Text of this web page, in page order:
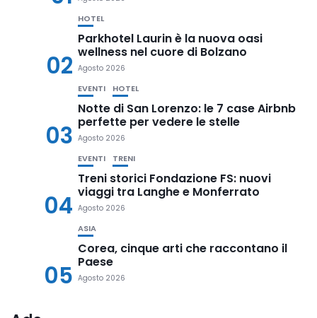
02
HOTEL
Parkhotel Laurin è la nuova oasi
wellness nel cuore di Bolzano
Agosto 2026
03
EVENTI HOTEL
Notte di San Lorenzo: le 7 case Airbnb
perfette per vedere le stelle
Agosto 2026
04
EVENTI TRENI
Treni storici Fondazione FS: nuovi
viaggi tra Langhe e Monferrato
Agosto 2026
05
ASIA
Corea, cinque arti che raccontano il
Paese
Agosto 2026